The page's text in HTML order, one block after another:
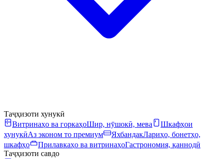
Таҷҳизоти хунукӣ
Витринаҳо ва горкаҳоШир, нӯшокӣ, мева
Шкафҳои
хунукӣАз эконом то премиум ЯхбандакЛариҳо, бонетҳо,
шкафҳо
Прилавкаҳо ва витринаҳоГастрономия, қаннодӣ
Таҷҳизоти савдо